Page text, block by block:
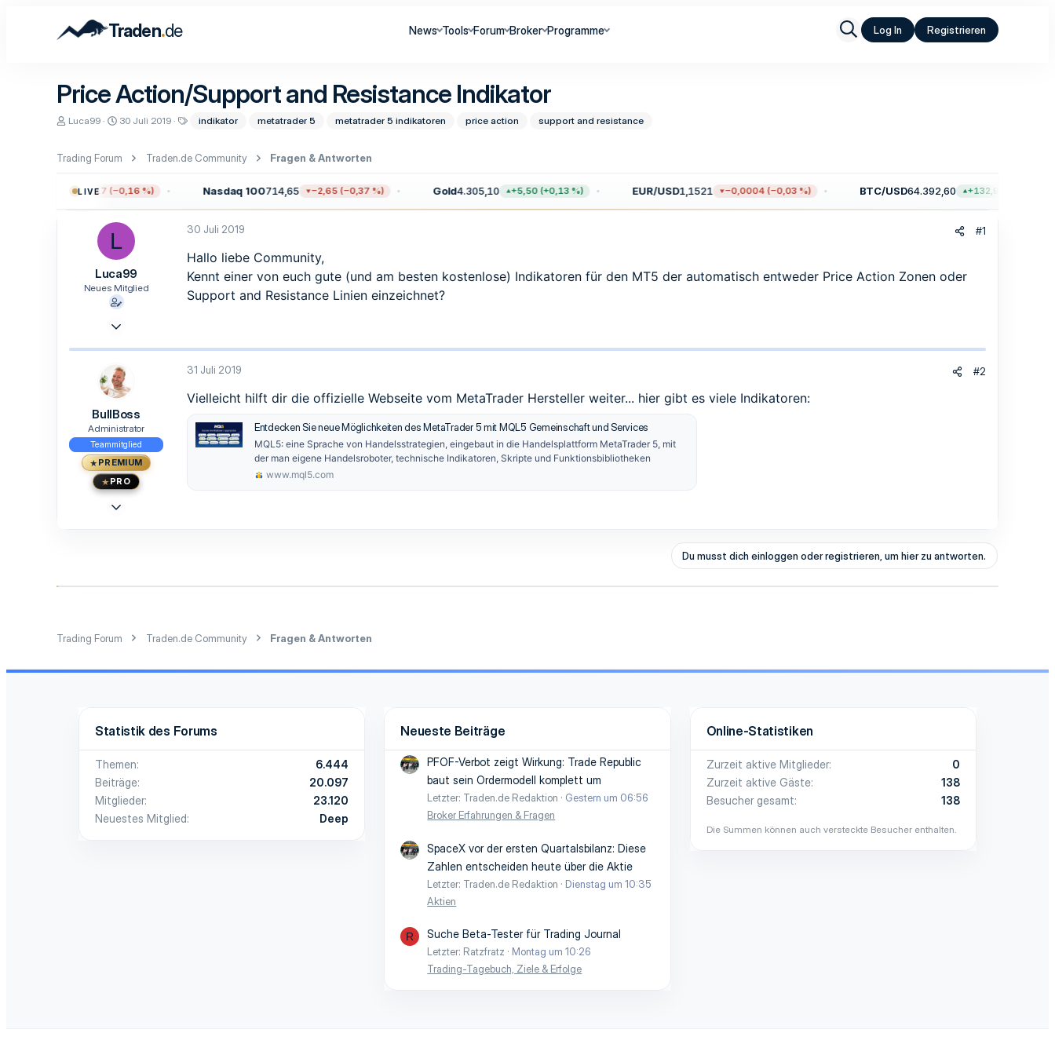
Traden.de News Tools Forum Broker Programme Log In Registrieren
Price Action/Support and Resistance Indikator
E
t
Luca99
E
t
l
30 Juli 2019
l
t
indikator metatrader 5 metatrader 5 indikatoren price action support and resistance
Trading Forum Traden.de Community Fragen & Antworten
LIVE
−12,17 (−0,16 %) Nasdaq 100714,65 −2,65 (−0,37 %) Gold4.305,10 +5,50 (+0,13 %) EUR/USD1,1521 −0,0004 (−0,03 %) BTC/USD64.392,60 +132,92 (+0,21 %)
L
Luca99
Neues Mitglied
30 Juli 2019 #1
Hallo liebe Community,
Kennt einer von euch gute (und am besten kostenlose) Indikatoren für den MT5 der automatisch entweder Price Action Zonen oder
Support and Resistance Linien einzeichnet?
BullBoss
Administrator
Teammitglied
PREMIUM
PRO
31 Juli 2019 #2
Vielleicht hilft dir die offizielle Webseite vom MetaTrader Hersteller weiter... hier gibt es viele Indikatoren:
Entdecken Sie neue Möglichkeiten des MetaTrader 5 mit MQL5 Gemeinschaft und Services
MQL5: eine Sprache von Handelsstrategien, eingebaut in die Handelsplattform MetaTrader 5, mit
der man eigene Handelsroboter, technische Indikatoren, Skripte und Funktionsbibliotheken
www.mql5.com
Du musst dich einloggen oder registrieren, um hier zu antworten.
Trading Forum Traden.de Community Fragen & Antworten
Statistik des Forums
Themen
6.444
Beiträge
20.097
Mitglieder
23.120
Neuestes Mitglied
Deep
Neueste Beiträge
PFOF-Verbot zeigt Wirkung: Trade Republic
baut sein Ordermodell komplett um
Letzter: Traden.de Redaktion
Gestern um 06:56
Broker Erfahrungen & Fragen
SpaceX vor der ersten Quartalsbilanz: Diese
Zahlen entscheiden heute über die Aktie
Letzter: Traden.de Redaktion
Dienstag um 10:35
Aktien
R Suche Beta-Tester für Trading Journal
Letzter: Ratzfratz
Montag um 10:26
Trading-Tagebuch, Ziele & Erfolge
Online-Statistiken
Zurzeit aktive Mitglieder
0
Zurzeit aktive Gäste
138
Besucher gesamt
138
Die Summen können auch versteckte Besucher enthalten.